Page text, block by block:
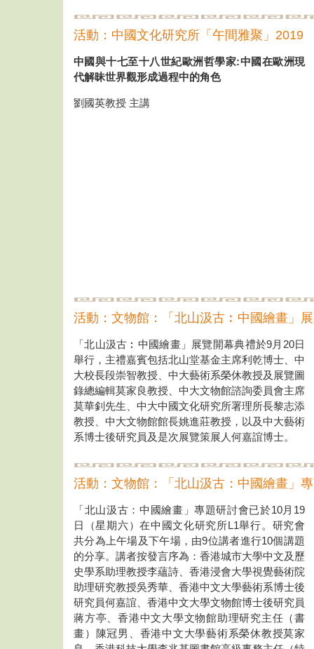
活動：中國文化研究所「午間雅聚」2019
中國與十七至十八世紀歐洲哲學家:中國在歐洲現
代解昧世界觀形成過程中的角色
劉國英教授 主講
活動：文物館：「北山汲古︰中國繪畫」
「北山汲古︰中國繪畫」展覽開幕典禮於9月20日
舉行，主禮嘉賓包括北山堂基金主席利乾博士、中
大校長段崇智教授、中大藝術系榮休教授及展覽圖
錄總編輯莫家良教授、中大文物館諮詢委員會主席
莫華釗先生、中大中國文化研究所署理所長黎志添
教授、中大文物館館長姚進莊教授，以及中大藝術
系博士後研究員及是次展覽策展人何嘉誼博士。
活動：文物館：「北山汲古：中國繪畫」
「北山汲古：中國繪畫」專題研討會已於10月19
日（星期六）在中國文化研究所L1舉行。研究會
共分為上午場及下午場，由9位講者進行10個講題
的分享。講者按發言序為：香港城市大學中文及歷
史學系助理教授李蘊詩、香港浸會大學視覺藝術院
助理研究教授吳秀華、香港中文大學藝術系博士後
研究員何嘉誼、香港中文大學文物館博士後研究員
蔣方亭、香港中文大學文物館助理研究主任（書
畫）陳冠男、香港中文大學藝術系榮休教授莫家